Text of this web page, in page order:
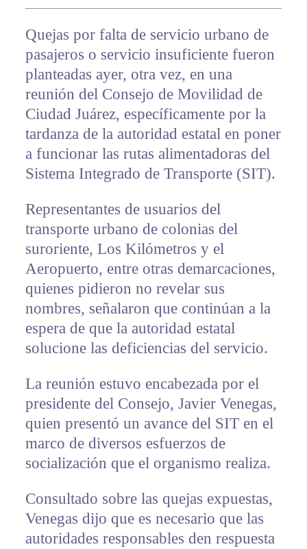
Quejas por falta de servicio urbano de
pasajeros o servicio insuficiente fueron
planteadas ayer, otra vez, en una
reunión del Consejo de Movilidad de
Ciudad Juárez, específicamente por la
tardanza de la autoridad estatal en poner
a funcionar las rutas alimentadoras del
Sistema Integrado de Transporte (SIT).
Representantes de usuarios del
transporte urbano de colonias del
suroriente, Los Kilómetros y el
Aeropuerto, entre otras demarcaciones,
quienes pidieron no revelar sus
nombres, señalaron que continúan a la
espera de que la autoridad estatal
solucione las deficiencias del servicio.
La reunión estuvo encabezada por el
presidente del Consejo, Javier Venegas,
quien presentó un avance del SIT en el
marco de diversos esfuerzos de
socialización que el organismo realiza.
Consultado sobre las quejas expuestas,
Venegas dijo que es necesario que las
autoridades responsables den respuesta